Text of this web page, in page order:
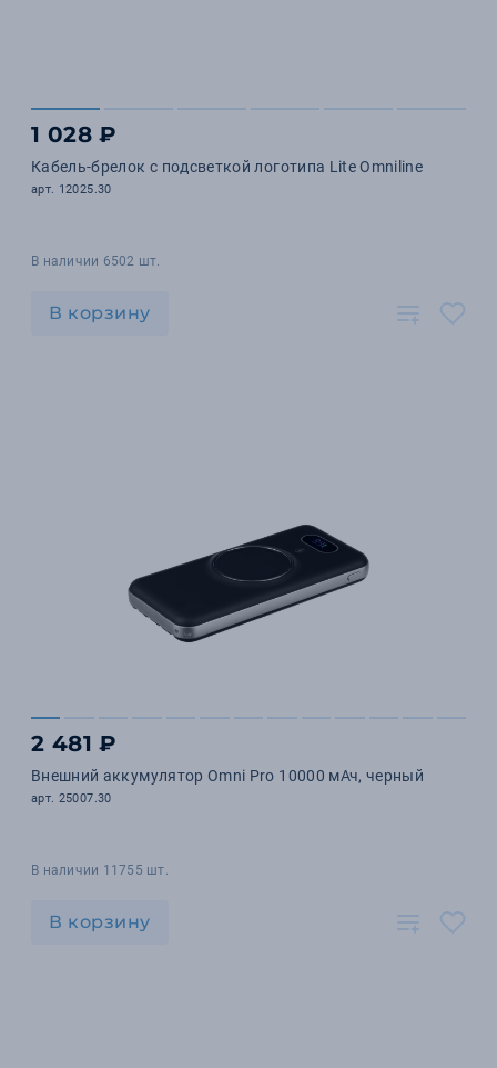
1 028 ₽
Кабель-брелок с подсветкой логотипа Lite Omniline
арт. 12025.30
В наличии 6502 шт.
В корзину
2 481 ₽
Внешний аккумулятор Omni Pro 10000 мАч, черный
арт. 25007.30
В наличии 11755 шт.
В корзину